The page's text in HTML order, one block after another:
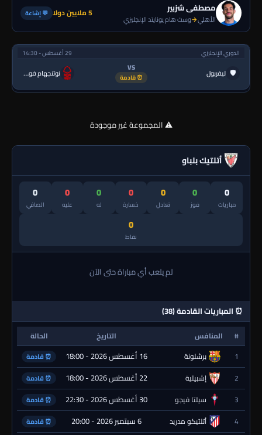
مصطفى شزبير
الأهلي→وست هام يونايتد الإنجليزي 5 ملايين دولا 💬 إشاعة
الدوري الإنجليزي 29 أغسطس - 14:30
🛡 ليفربول VS
⏰ قادمة نوتنجهام فورست
⚠️ المجموعة غير موجودة
أتلتيك بلباو
0
مباريات
0
فوز
0
تعادل
0
خسارة
0
له
0
عليه
0
الصافي
0
نقاط
لم يلعب أي مباراة حتى الآن
⏰ المباريات القادمة (38)
# المنافس التاريخ
الحالة
1
برشلونة 16 أغسطس 2026 - 18:00 ⏰ قادمة
2 إشبيلية 22 أغسطس 2026 - 18:00 ⏰ قادمة
3 سيلتا فيجو 30 أغسطس 2026 - 22:30 ⏰ قادمة
4 أتلتيكو مدريد 6 سبتمبر 2026 - 20:00 ⏰ قادمة